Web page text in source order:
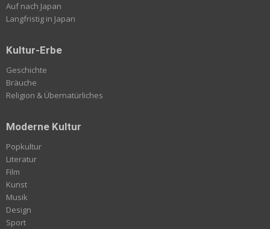
Auf nach Japan
Langfristig in Japan
Kultur-Erbe
Geschichte
Bräuche
Religion & Übernatürliches
Moderne Kultur
Popkultur
Literatur
Film
Kunst
Musik
Design
Sport